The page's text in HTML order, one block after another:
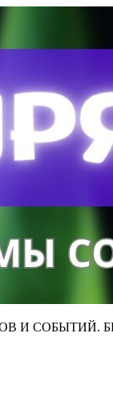
И СОБЫТИЙ.